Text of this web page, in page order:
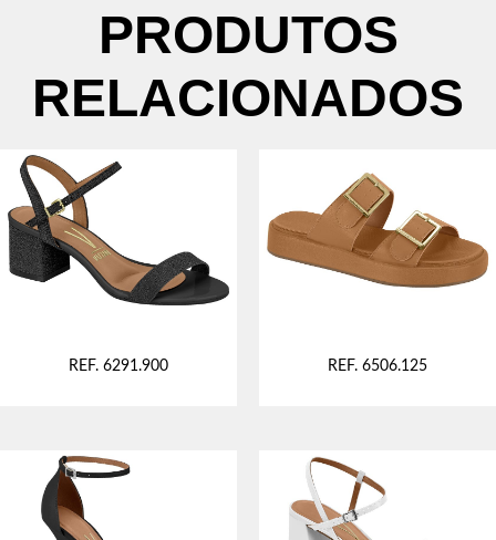
PRODUTOS
RELACIONADOS
REF. 6291.900 REF. 6506.125